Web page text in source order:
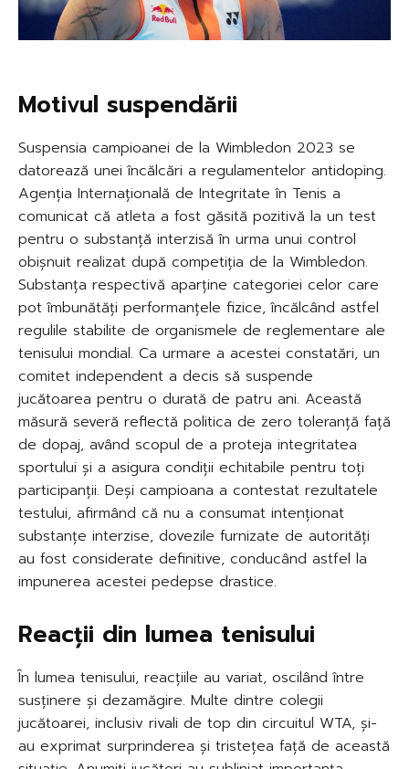
Motivul suspendării
Suspensia campioanei de la Wimbledon 2023 se
datorează unei încălcări a regulamentelor antidoping.
Agenția Internațională de Integritate în Tenis a
comunicat că atleta a fost găsită pozitivă la un test
pentru o substanță interzisă în urma unui control
obișnuit realizat după competiția de la Wimbledon.
Substanța respectivă aparține categoriei celor care
pot îmbunătăți performanțele fizice, încălcând astfel
regulile stabilite de organismele de reglementare ale
tenisului mondial. Ca urmare a acestei constatări, un
comitet independent a decis să suspende
jucătoarea pentru o durată de patru ani. Această
măsură severă reflectă politica de zero toleranță față
de dopaj, având scopul de a proteja integritatea
sportului și a asigura condiții echitabile pentru toți
participanții. Deși campioana a contestat rezultatele
testului, afirmând că nu a consumat intenționat
substanțe interzise, dovezile furnizate de autorități
au fost considerate definitive, conducând astfel la
impunerea acestei pedepse drastice.
Reacții din lumea tenisului
În lumea tenisului, reacțiile au variat, oscilând între
susținere și dezamăgire. Multe dintre colegii
jucătoarei, inclusiv rivali de top din circuitul WTA, și-
au exprimat surprinderea și tristețea față de această